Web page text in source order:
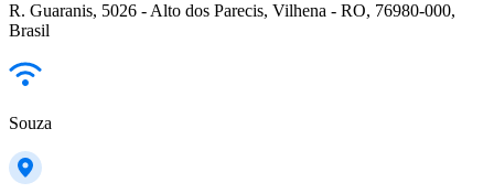
R. Guaranis, 5026 - Alto dos Parecis, Vilhena - RO, 76980-000,
Brasil
Souza